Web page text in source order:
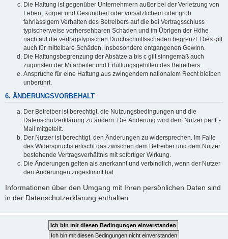
Die Haftung ist gegenüber Unternehmern außer bei der Verletzung von
Leben, Körper und Gesundheit oder vorsätzlichem oder grob
fahrlässigem Verhalten des Betreibers auf die bei Vertragsschluss
typischerweise vorhersehbaren Schäden und im Übrigen der Höhe
nach auf die vertragstypischen Durchschnittsschäden begrenzt. Dies gilt
auch für mittelbare Schäden, insbesondere entgangenen Gewinn.
Die Haftungsbegrenzung der Absätze a bis c gilt sinngemäß auch
zugunsten der Mitarbeiter und Erfüllungsgehilfen des Betreibers.
Ansprüche für eine Haftung aus zwingendem nationalem Recht bleiben
unberührt.
6. ÄNDERUNGSVORBEHALT
Der Betreiber ist berechtigt, die Nutzungsbedingungen und die
Datenschutzerklärung zu ändern. Die Änderung wird dem Nutzer per E-
Mail mitgeteilt.
Der Nutzer ist berechtigt, den Änderungen zu widersprechen. Im Falle
des Widerspruchs erlischt das zwischen dem Betreiber und dem Nutzer
bestehende Vertragsverhältnis mit sofortiger Wirkung.
Die Änderungen gelten als anerkannt und verbindlich, wenn der Nutzer
den Änderungen zugestimmt hat.
Informationen über den Umgang mit Ihren persönlichen Daten sind
in der Datenschutzerklärung enthalten.